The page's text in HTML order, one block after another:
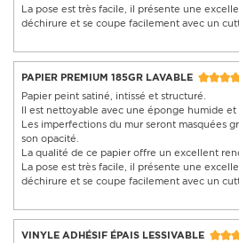
La pose est très facile, il présente une
déchirure et se coupe facilement avec un
PAPIER PREMIUM 185GR LAVABLE
Papier peint satiné, intissé et structuré.
Il est nettoyable avec une éponge humide et
Les imperfections du mur seront masquées
son opacité.
La qualité de ce papier offre un excellent
La pose est très facile, il présente une
déchirure et se coupe facilement avec un
VINYLE ADHÉSIF ÉPAIS LESSIVABLE